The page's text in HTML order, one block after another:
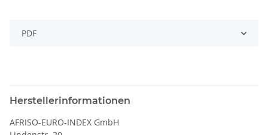
PDF
Herstellerinformationen
AFRISO-EURO-INDEX GmbH